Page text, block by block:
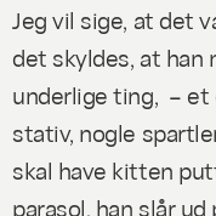
Jeg vil sige, at det
det skyldes, at han
underlige ting, –
stativ, nogle
skal have kitten
parasol, han slår